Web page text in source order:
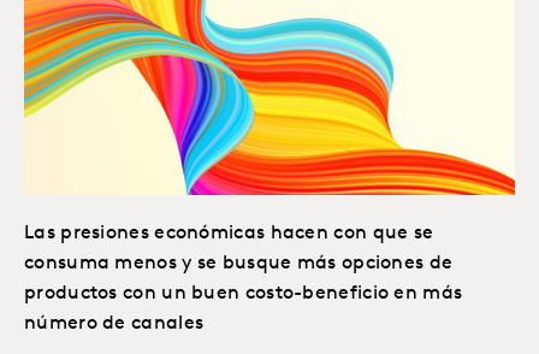
Las presiones económicas hacen con que se
consuma menos y se busque más opciones de
productos con un buen costo-beneficio en más
número de canales